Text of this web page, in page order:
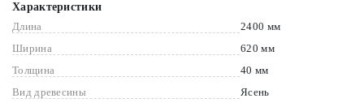
Характеристики
Длина
2400 мм
Ширина
620 мм
Толщина
40 мм
Вид древесины
Ясень